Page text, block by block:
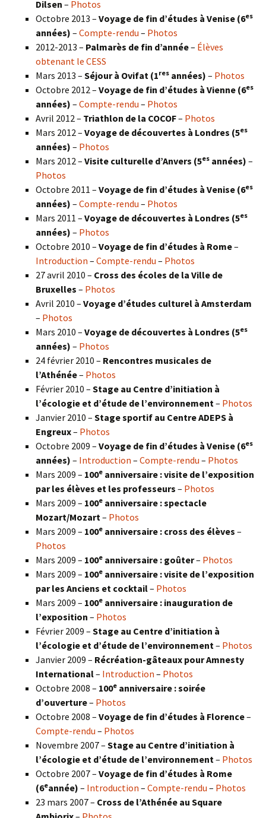
Dilsen – Photos
Octobre 2013 – Voyage de fin d’études à Venise (6es
années) – Compte-rendu – Photos
2012-2013 – Palmarès de fin d’année– Élèves
obtenant le CESS
Mars 2013 – Séjour à Ovifat (1res années) – Photos
Octobre 2012 – Voyage de fin d’études à Vienne (6es
années) – Compte-rendu – Photos
Avril 2012 – Triathlon de la COCOF– Photos
Mars 2012 – Voyage de découvertes à Londres (5es
années) – Photos
Mars 2012 – Visite culturelle d’Anvers (5es années) –
Photos
Octobre 2011 – Voyage de fin d’études à Venise (6es
années) – Compte-rendu – Photos
Mars 2011 – Voyage de découvertes à Londres (5es
années) – Photos
Octobre 2010 – Voyage de fin d’études à Rome–
Introduction – Compte-rendu – Photos
27 avril 2010 – Cross des écoles de la Ville de
Bruxelles – Photos
Avril 2010 – Voyage d’études culturel à Amsterdam
– Photos
Mars 2010 – Voyage de découvertes à Londres (5es
années) – Photos
24 février 2010 – Rencontres musicales de
l’Athénée– Photos
Février 2010 – Stage au Centre d’initiation à
l’écologie et d’étude de l’environnement – Photos
Janvier 2010 – Stage sportif au Centre ADEPS à
Engreux– Photos
Octobre 2009 – Voyage de fin d’études à Venise (6es
années) – Introduction – Compte-rendu – Photos
Mars 2009 – 100e anniversaire : visite de l’exposition
par les élèves et les professeurs – Photos
Mars 2009 – 100e anniversaire : spectacle
Mozart/Mozart – Photos
Mars 2009 – 100e anniversaire : cross des élèves –
Photos
Mars 2009 – 100e anniversaire : goûter– Photos
Mars 2009 – 100e anniversaire : visite de l’exposition
par les Anciens et cocktail– Photos
Mars 2009 – 100e anniversaire : inauguration de
l’exposition – Photos
Février 2009 – Stage au Centre d’initiation à
l’écologie et d’étude de l’environnement – Photos
Janvier 2009 – Récréation-gâteaux pour Amnesty
International– Introduction – Photos
Octobre 2008 – 100e anniversaire : soirée
d’ouverture– Photos
Octobre 2008 – Voyage de fin d’études à Florence–
Compte-rendu – Photos
Novembre 2007 – Stage au Centre d’initiation à
l’écologie et d’étude de l’environnement – Photos
Octobre 2007 – Voyage de fin d’études à Rome
(6eannée) – Introduction – Compte-rendu – Photos
23 mars 2007 – Cross de l’Athénée au Square